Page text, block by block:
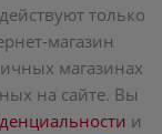
только
магазин
магазинах
на сайте. Вы
и